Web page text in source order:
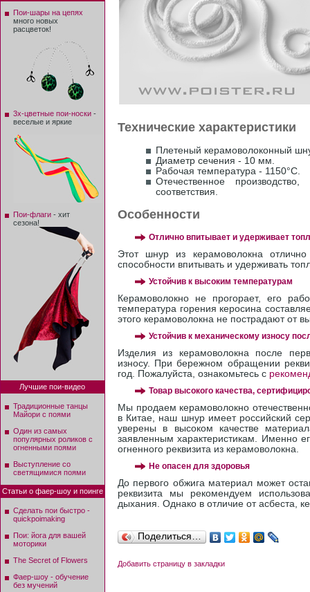
Технические характеристики
Плетеный керамоволоконный
Диаметр сечения - 10 мм.
Рабочая температура - 1150°С.
Отечественное
соответствия.
Особенности
Отлично впитывает и удерживает
Этот шнур из керамоволокна
способности впитывать и удерживать
Устойчив к высоким температурам
Керамоволокно не прогорает, его
температура горения керосина
этого керамоволокна не пострадают от
Устойчив к механическому износу
Изделия из керамоволокна после
износу. При бережном обращении
год. Пожалуйста, ознакомьтесь с
Товар высокого качества,
Мы продаем керамоволокно
в Китае, наш шнур имеет российский
уверены в высоком качестве
заявленным характеристикам. Именно
огненного реквизита из керамоволокна.
Не опасен для здоровья
До первого обжига материал может
реквизита мы рекомендуем
дыхания. Однако в отличие от асбеста,
Поделиться…
Добавить страницу в закладки
Пои-шары на цепях
много новых
расцветок!
3х-цветные пои-носки -
веселые и яркие
Пои-флаги - хит
сезона!
Лучшие пои-видео
Традиционные танцы
Майори с поями
Один из самых
популярных роликов с
огненными поями
Выступление со
светящимися поями
Статьи о фаер-шоу и поинге
Сделать пои быстро -
quickpoimaking
Пои: йога для вашей
моторики
The Secret of Flowers
Фаер-шоу - обучение
без мучений